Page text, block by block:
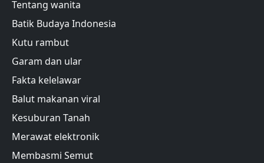
Tentang wanita
Batik Budaya Indonesia
Kutu rambut
Garam dan ular
Fakta kelelawar
Balut makanan viral
Kesuburan Tanah
Merawat elektronik
Membasmi Semut